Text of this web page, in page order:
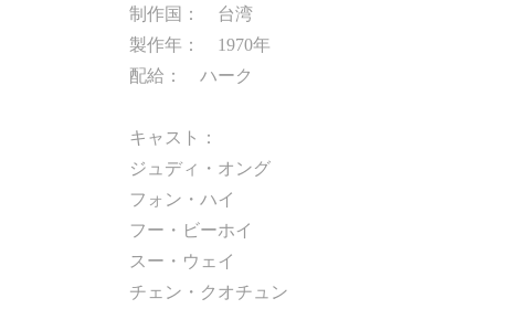
制作国： 台湾
製作年： 1970年
配給： ハーク
キャスト：
ジュディ・オング
フォン・ハイ
フー・ビーホイ
スー・ウェイ
チェン・クオチュン